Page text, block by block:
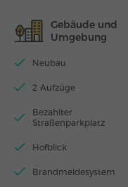
Gebäude und
Umgebung
Neubau
2 Aufzüge
Bezahlter
Straßenparkplatz
Hofblick
Brandmeldesystem